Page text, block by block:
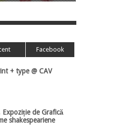
Facebook
+ type @ CAV
Expoziție de Grafică
shakespeariene